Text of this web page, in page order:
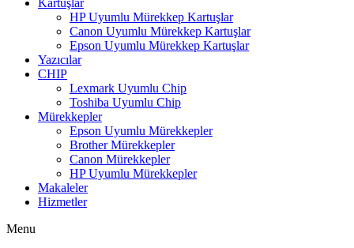
Kartuşlar
HP Uyumlu Mürekkep Kartuşlar
Canon Uyumlu Mürekkep Kartuşlar
Epson Uyumlu Mürekkep Kartuşlar
Yazıcılar
CHIP
Lexmark Uyumlu Chip
Toshiba Uyumlu Chip
Mürekkepler
Epson Uyumlu Mürekkepler
Brother Mürekkepler
Canon Mürekkepler
HP Uyumlu Mürekkepler
Makaleler
Hizmetler
Menu